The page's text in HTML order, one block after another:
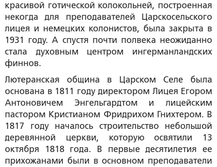
красивой готической колокольней, построенная
некогда для преподавателей Царскосельского
лицея и немецких колонистов, была закрыта в
1931 году. А спустя почти полвека неожиданно
стала духовным центром ингерманландских
финнов.
Лютеранская община в Царском Селе была
основана в 1811 году директором Лицея Егором
Антоновичем Энгельгардтом и лицейским
пастором Кристианом Фридрихом Гнихтером. В
1817 году началось строительство небольшой
деревянной церкви, которую освятили 13
октября 1818 года. В первые десятилетия ее
прихожанами были в основном преподаватели